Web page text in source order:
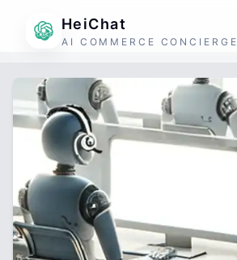
HeiChat
AI COMMERCE CONCIERGE